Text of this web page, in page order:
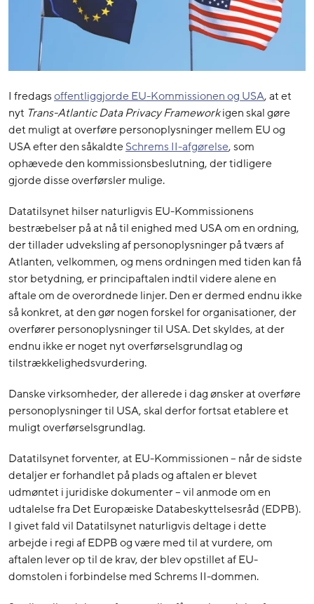
I fredagsoffentliggjorde EU-Kommissionen og USA, at et
nyt Trans-Atlantic Data Privacy Frameworkigen skal gøre
det muligt at overføre personoplysninger mellem EU og
USA efter den såkaldteSchrems II-afgørelse, som
ophævede den kommissionsbeslutning, der tidligere
gjorde disse overførsler mulige.
Datatilsynet hilser naturligvis EU-Kommissionens
bestræbelser på at nå til enighed med USA om en ordning,
der tillader udveksling af personoplysninger på tværs af
Atlanten, velkommen, og mens ordningen med tiden kan få
stor betydning, er principaftalen indtil videre alene en
aftale om de overordnede linjer. Den er dermed endnu ikke
så konkret, at den gør nogen forskel for organisationer, der
overfører personoplysninger til USA. Det skyldes, at der
endnu ikke er noget nyt overførselsgrundlag og
tilstrækkelighedsvurdering.
Danske virksomheder, der allerede i dag ønsker at overføre
personoplysninger til USA, skal derfor fortsat etablere et
muligt overførselsgrundlag.
Datatilsynet forventer, at EU-Kommissionen – når de sidste
detaljer er forhandlet på plads og aftalen er blevet
udmøntet i juridiske dokumenter – vil anmode om en
udtalelse fra Det Europæiske Databeskyttelsesråd (EDPB).
I givet fald vil Datatilsynet naturligvis deltage i dette
arbejde i regi af EDPB og være med til at vurdere, om
aftalen lever op til de krav, der blev opstillet af EU-
domstolen i forbindelse med Schrems II-dommen.